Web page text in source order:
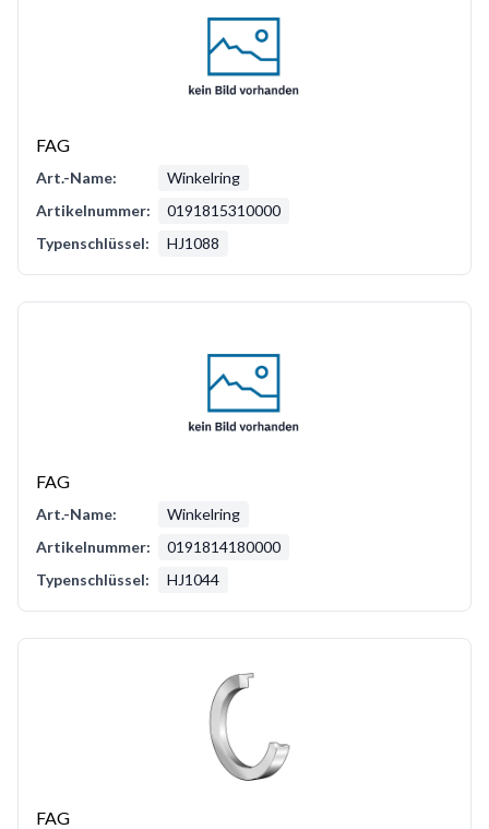
FAG
Art.-Name:
Winkelring
Artikelnummer:
0191815310000
Typenschlüssel:
HJ1088
FAG
Art.-Name:
Winkelring
Artikelnummer:
0191814180000
Typenschlüssel:
HJ1044
FAG